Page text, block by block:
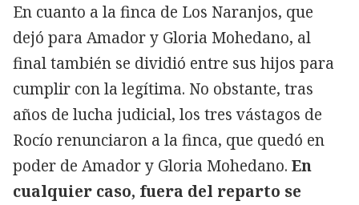
En cuanto a la finca de Los Naranjos, que
dejó para Amador y Gloria Mohedano, al
final también se dividió entre sus hijos para
cumplir con la legítima. No obstante, tras
años de lucha judicial, los tres vástagos de
Rocío renunciaron a la finca, que quedó en
poder de Amador y Gloria Mohedano. En
cualquier caso, fuera del reparto se